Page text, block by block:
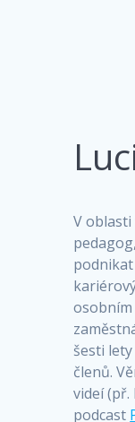
V
šesti
členů.
videí (př.
podcast